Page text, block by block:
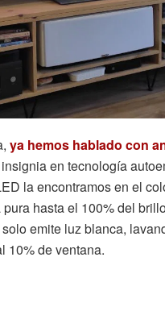
ya hemos hablado con
en tecnología
la encontramos en el
hasta el 100% del
emite luz blanca,
10% de ventana.